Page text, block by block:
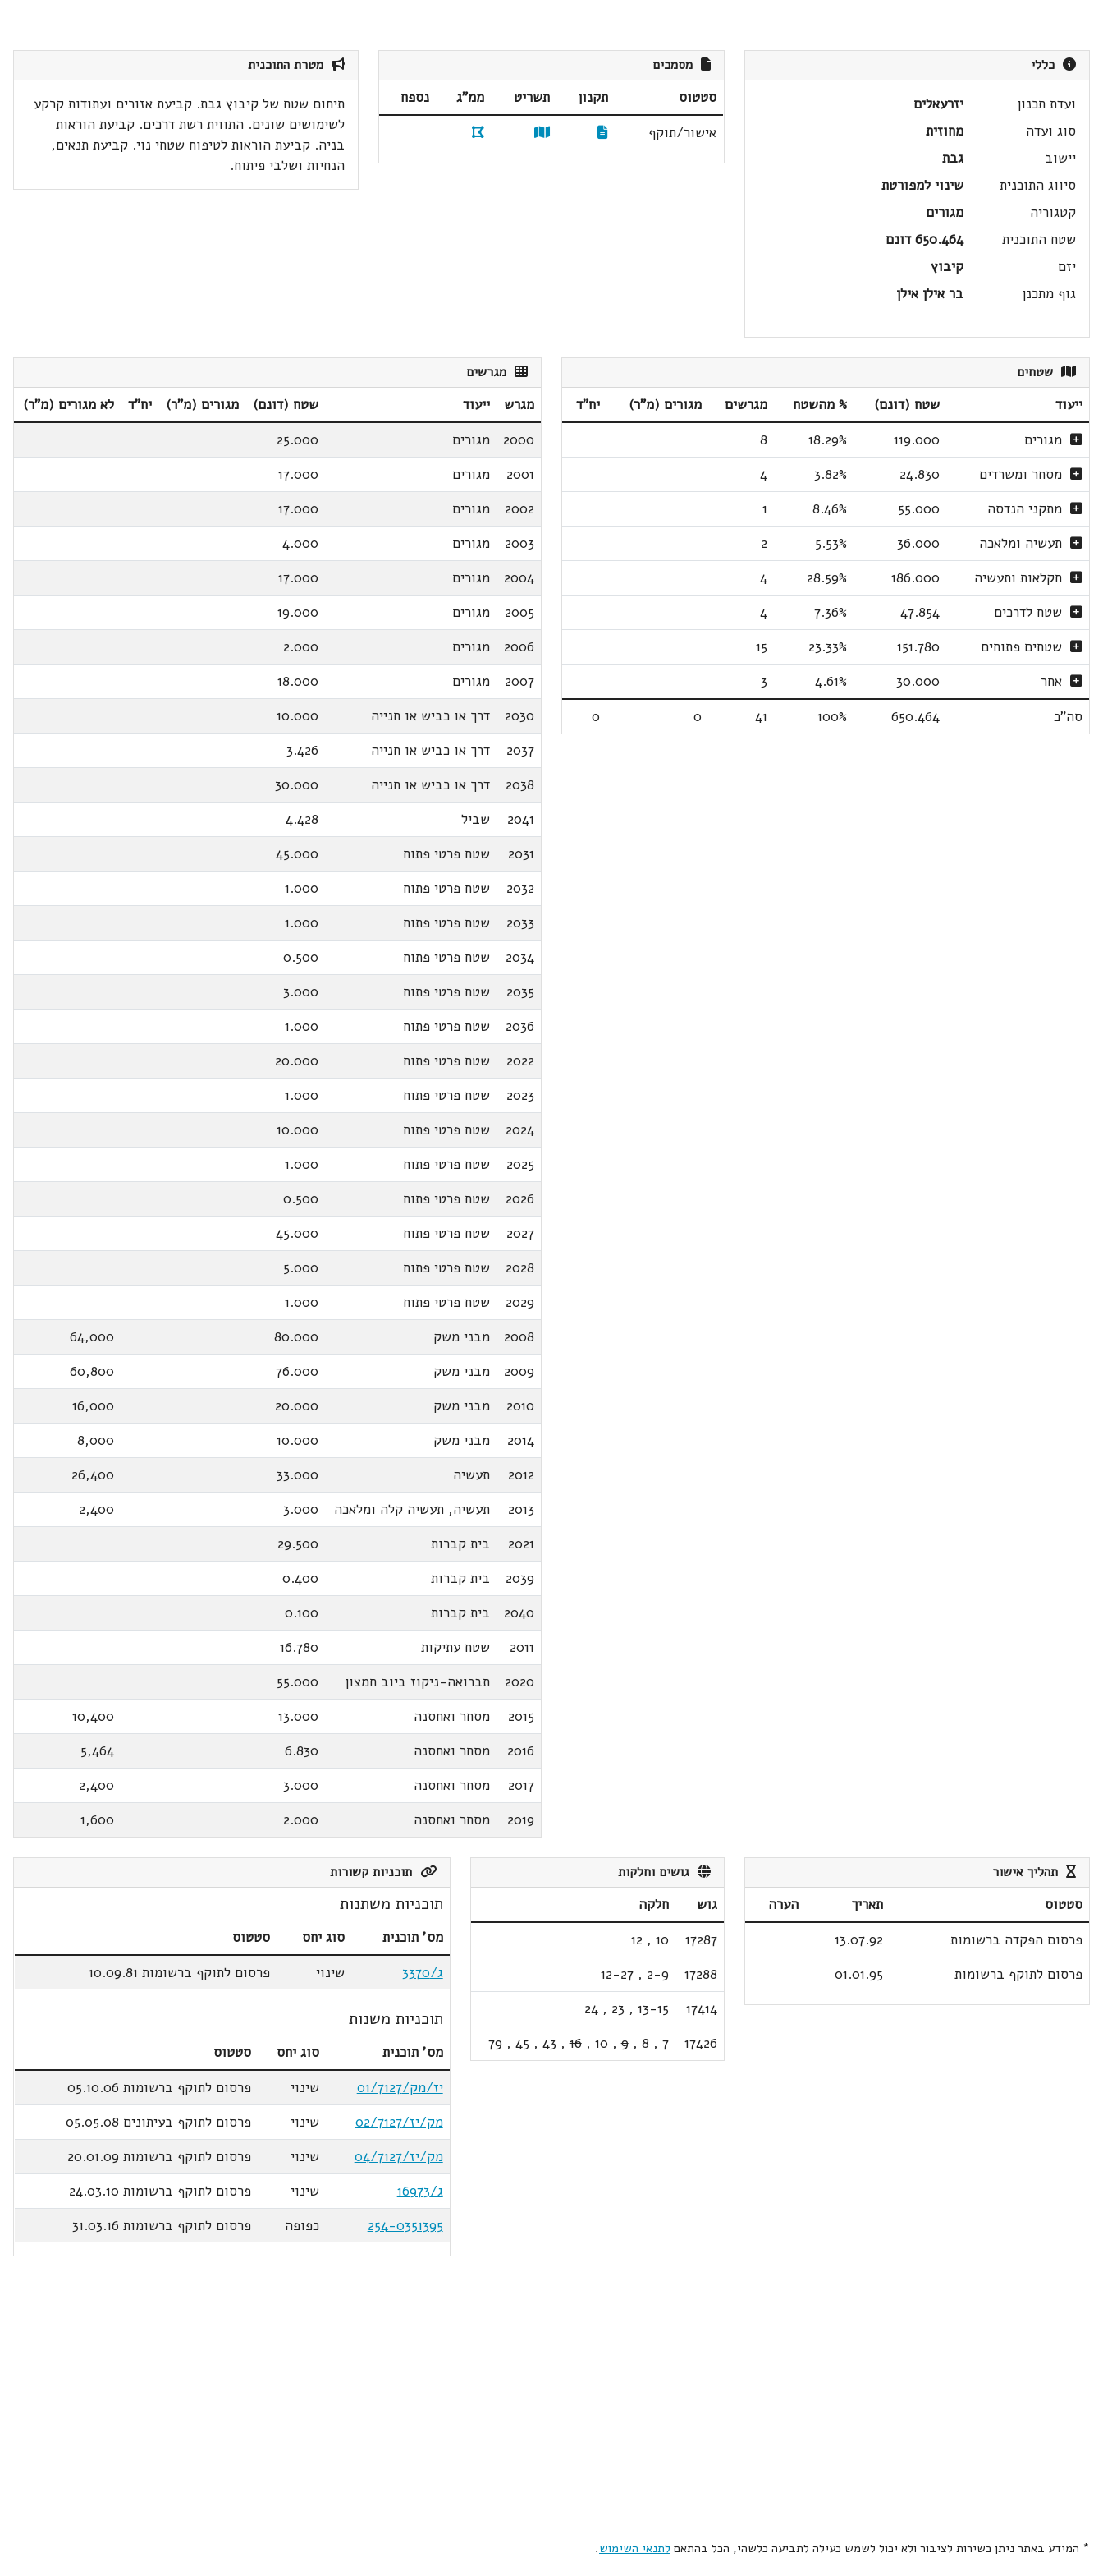
כללי
ועדת תכנון
יזרעאלים
סוג ועדה
מחוזית
יישוב
גבת
סיווג התוכנית
שינוי למפורטת
קטגוריה
מגורים
שטח התוכנית
650.464 דונם
יזם
קיבוץ
גוף מתכנן
בר אילן אילן
מסמכים
סטטוס תקנון תשריט ממ"ג
נספח
אישור/תוקף
מטרת התוכנית
תיחום שטח של קיבוץ גבת. קביעת אזורים ועתודות קרקע
לשימושים שונים. התווית רשת דרכים. קביעת הוראות
בניה. קביעת הוראות לטיפוח שטחי נוי. קביעת תנאים,
הנחיות ושלבי פיתוח.
שטחים
ייעוד שטח (דונם) % מהשטח מגרשים מגורים (מ"ר)
יח"ד
מגורים
119.000
18.29%
8
מסחר ומשרדים
24.830
3.82%
4
מתקני הנדסה
55.000
8.46%
1
תעשיה ומלאכה
36.000
5.53%
2
חקלאות ותעשיה
186.000
28.59%
4
שטח לדרכים
47.854
7.36%
4
שטחים פתוחים
151.780
23.33%
15
אחר
30.000
4.61%
3
סה"כ
650.464
100%
41
0
0
מגרשים
מגרש ייעוד שטח (דונם) מגורים (מ"ר) יח"ד
לא מגורים (מ"ר)
2000
מגורים
25.000
2001
מגורים
17.000
2002
מגורים
17.000
2003
מגורים
4.000
2004
מגורים
17.000
2005
מגורים
19.000
2006
מגורים
2.000
2007
מגורים
18.000
2030
דרך או כביש או חנייה
10.000
2037
דרך או כביש או חנייה
3.426
2038
דרך או כביש או חנייה
30.000
2041
שביל
4.428
2031
שטח פרטי פתוח
45.000
2032
שטח פרטי פתוח
1.000
2033
שטח פרטי פתוח
1.000
2034
שטח פרטי פתוח
0.500
2035
שטח פרטי פתוח
3.000
2036
שטח פרטי פתוח
1.000
2022
שטח פרטי פתוח
20.000
2023
שטח פרטי פתוח
1.000
2024
שטח פרטי פתוח
10.000
2025
שטח פרטי פתוח
1.000
2026
שטח פרטי פתוח
0.500
2027
שטח פרטי פתוח
45.000
2028
שטח פרטי פתוח
5.000
2029
שטח פרטי פתוח
1.000
2008
מבני משק 80.000
64,000
2009
מבני משק 76.000
60,800
2010
מבני משק 20.000
16,000
2014
מבני משק 10.000
8,000
2012
תעשיה 33.000
26,400
2013
תעשיה, תעשיה קלה ומלאכה 3.000
2,400
2021
בית קברות
29.500
2039
בית קברות
0.400
2040
בית קברות
0.100
2011
שטח עתיקות
16.780
2020
תברואה-ניקוז ביוב חמצון
55.000
2015
מסחר ואחסנה 13.000
10,400
2016
מסחר ואחסנה 6.830
5,464
2017
מסחר ואחסנה 3.000
2,400
2019
מסחר ואחסנה 2.000
1,600
תהליך אישור
סטטוס תאריך
הערה
פרסום הפקדה ברשומות
13.07.92
פרסום לתוקף ברשומות
01.01.95
גושים וחלקות
גוש
חלקה
17287
10
,
12
17288
2-9
,
12-27
17414
13-15
,
23
,
24
17426
7
,
8
,
9
,
10
,
16
,
43
,
45
,
79
תוכניות קשורות
תוכניות משתנות
מס' תוכנית סוג יחס
סטטוס
ג/3370
שינוי פרסום לתוקף ברשומות 10.09.81
תוכניות משנות
מס' תוכנית סוג יחס
סטטוס
יז/מק/01/7127
שינוי
פרסום לתוקף ברשומות 05.10.06
מק/יז/02/7127
שינוי
פרסום לתוקף בעיתונים 05.05.08
מק/יז/04/7127
שינוי
פרסום לתוקף ברשומות 20.01.09
ג/16973
שינוי
פרסום לתוקף ברשומות 24.03.10
254-0351395
כפופה פרסום לתוקף ברשומות 31.03.16
* המידע באתר ניתן כשירות לציבור ולא יכול לשמש כעילה לתביעה כלשהי, הכל בהתאם לתנאי השימוש.